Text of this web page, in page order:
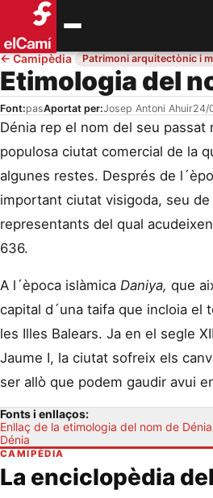
←Camipèdia· Patrimoni arquitectònic i
Etimologia del
Font:pasAportat per:Josep Antoni Ahuir24/
Dénia rep el nom del seu passat
populosa ciutat comercial de la
algunes restes. Després de
important ciutat visigoda, seu
representants del qual
636.
A l´època islàmica Daniya, que
capital d´una taifa que incloia el
les Illes Balears. Ja en el segle
Jaume I, la ciutat sofreix els
ser allò que podem gaudir avui
Fonts i enllaços:
Enllaç de la etimologia del nom de
Dénia
CAMIPÈDIA
La enciclopèdia